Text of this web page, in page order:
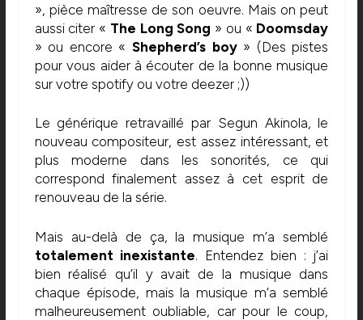
», pièce maîtresse de son oeuvre. Mais on peut
aussi citer « The Long Song » ou « Doomsday
» ou encore « Shepherd’s boy» (Des pistes
pour vous aider à écouter de la bonne musique
sur votre spotify ou votre deezer ;))
Le générique retravaillé par Segun Akinola, le
nouveau compositeur, est assez intéressant, et
plus moderne dans les sonorités, ce qui
correspond finalement assez à cet esprit de
renouveau de la série.
Mais au-delà de ça, la musique m’a semblé
totalement inexistante. Entendez bien : j’ai
bien réalisé qu’il y avait de la musique dans
chaque épisode, mais la musique m’a semblé
malheureusement oubliable, car pour le coup,